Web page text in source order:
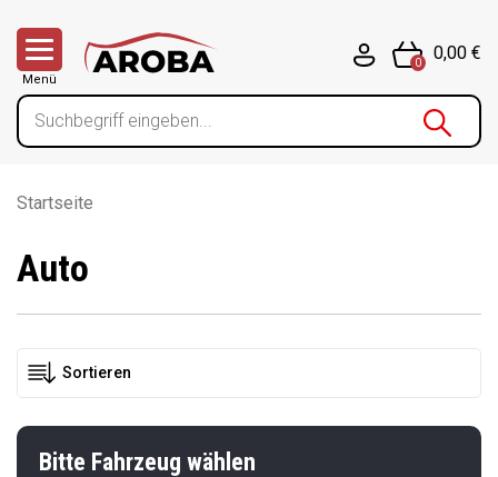
Menü
0
0,00 €
Startseite
Auto
Bitte Fahrzeug wählen